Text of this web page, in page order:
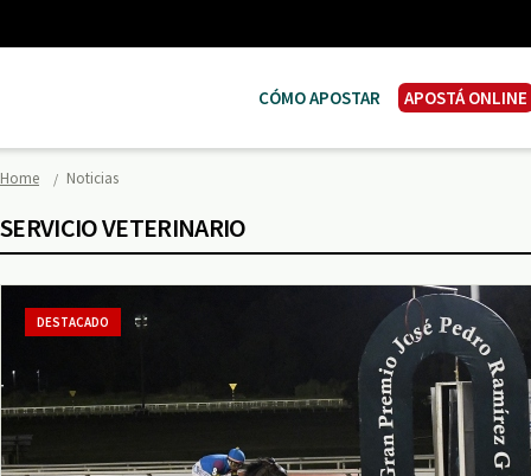
CÓMO APOSTAR APOSTÁ ONLINE
Home Noticias
SERVICIO VETERINARIO
DESTACADO